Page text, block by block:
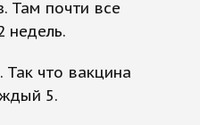
Там почти все
недель.
Так что вакцина
5.